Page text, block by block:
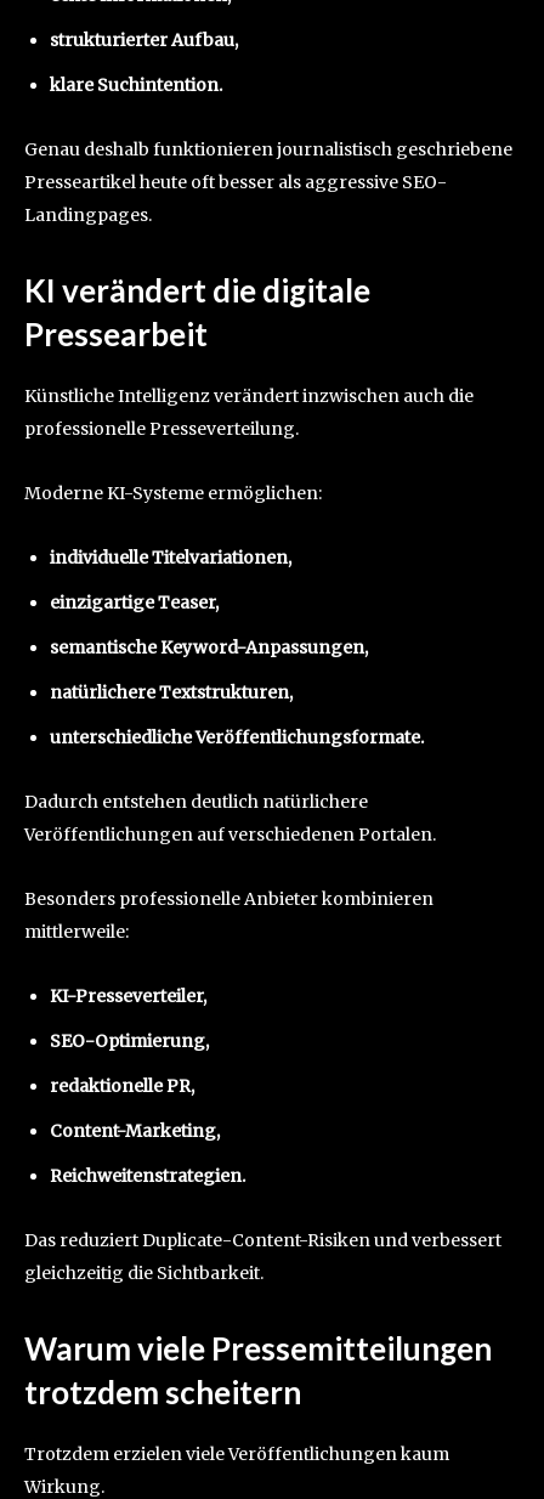
strukturierter Aufbau,
klare Suchintention.
Genau deshalb funktionieren journalistisch geschriebene
Presseartikel heute oft besser als aggressive SEO-
Landingpages.
KI verändert die digitale
Pressearbeit
Künstliche Intelligenz verändert inzwischen auch die
professionelle Presseverteilung.
Moderne KI-Systeme ermöglichen:
individuelle Titelvariationen,
einzigartige Teaser,
semantische Keyword-Anpassungen,
natürlichere Textstrukturen,
unterschiedliche Veröffentlichungsformate.
Dadurch entstehen deutlich natürlichere
Veröffentlichungen auf verschiedenen Portalen.
Besonders professionelle Anbieter kombinieren
mittlerweile:
KI-Presseverteiler,
SEO-Optimierung,
redaktionelle PR,
Content-Marketing,
Reichweitenstrategien.
Das reduziert Duplicate-Content-Risiken und verbessert
gleichzeitig die Sichtbarkeit.
Warum viele Pressemitteilungen
trotzdem scheitern
Trotzdem erzielen viele Veröffentlichungen kaum
Wirkung.